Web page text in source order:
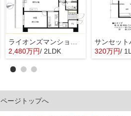
2,480万円/ 2LDK 320万円/
ページトップへ